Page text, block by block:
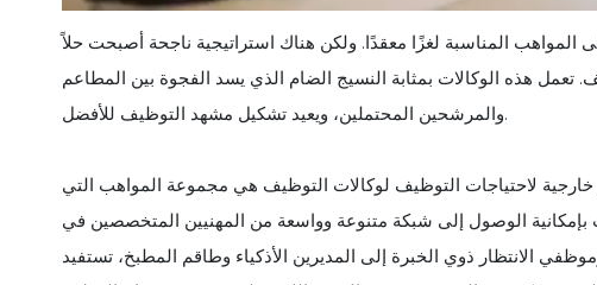
المناسبة لغزًا معقدًا. ولكن هناك استراتيجية ناجحة أصبحت حلاً
تعمل هذه الوكالات بمثابة النسيج الضام الذي يسد الفجوة بين المطاعم
والمرشحين المحتملين، ويعيد تشكيل مشهد التوظيف للأفضل.
خارجية لاحتياجات التوظيف لوكالات التوظيف هي مجموعة المواهب التي
بإمكانية الوصول إلى شبكة متنوعة وواسعة من المهنيين المتخصصين في
الانتظار ذوي الخبرة إلى المديرين الأذكياء وطاقم المطبخ، تستفيد